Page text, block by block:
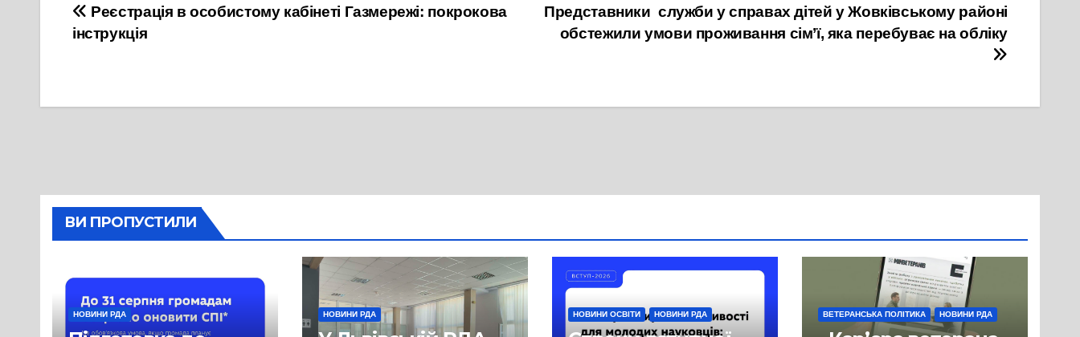
Навігація
записів
Представники служби у справах дітей у Жовківському районі
обстежили умови проживання сім’ї, яка перебуває на обліку
Реєстрація в особистому кабінеті Газмережі: покрокова
інструкція
ВИ ПРОПУСТИЛИ
НОВИНИ РДА НОВИНИ РДА НОВИНИ ОСВІТИ НОВИНИ РДА ВЕТЕРАНСЬКА ПОЛІТИКА НОВИНИ РДА